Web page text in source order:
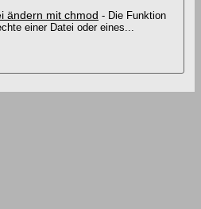
ändern mit chmod - Die Funktion
einer Datei oder eines...